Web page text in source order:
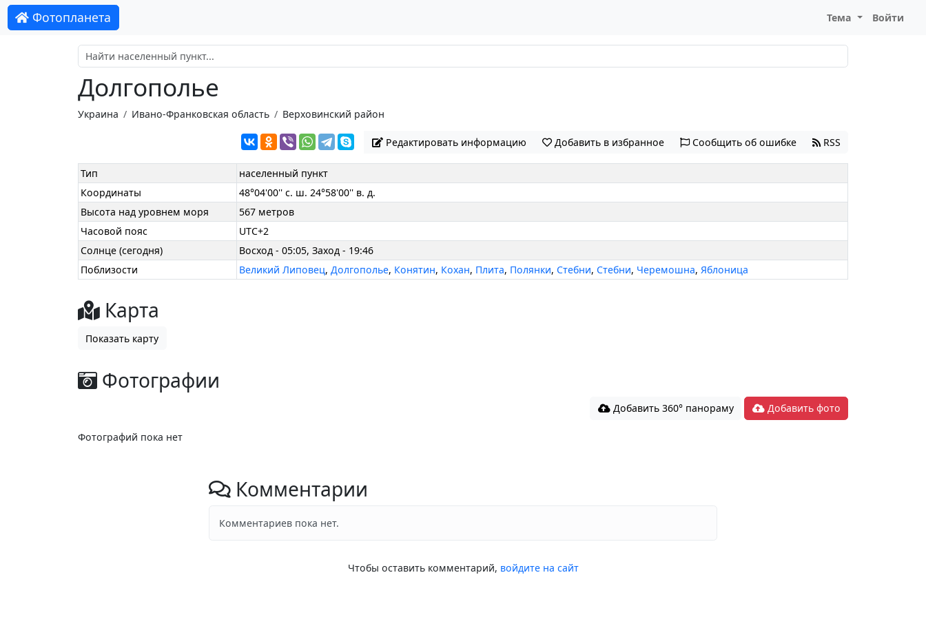
Фотопланета Тема Войти
Долгополье
Украина Ивано-Франковская область Верховинский район
Редактировать информацию Добавить в избранное Сообщить об ошибке RSS
Тип
населенный пункт
Координаты
48°04'00'' с. ш. 24°58'00'' в. д.
Высота над уровнем моря
567 метров
Часовой пояс
UTC+2
Солнце (сегодня)
Восход - 05:05, Заход - 19:46
Поблизости
Великий Липовец,Долгополье, Конятин, Кохан, Плита, Полянки, Стебни, Стебни, Черемошна,Яблоница
Карта
Показать карту
Фотографии
Добавить 360° панораму Добавить фото
Фотографий пока нет
Комментарии
Комментариев пока нет.
Чтобы оставить комментарий, войдите на сайт